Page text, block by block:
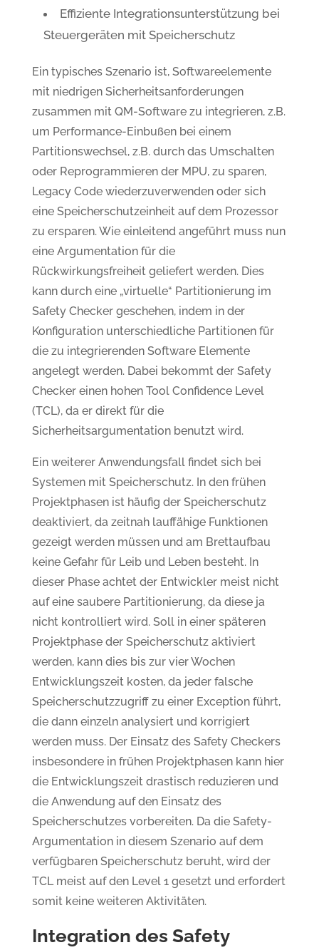
Effiziente Integrationsunterstützung bei
Steuergeräten mit Speicherschutz
Ein typisches Szenario ist, Softwareelemente
mit niedrigen Sicherheitsanforderungen
zusammen mit QM-Software zu integrieren, z.B.
um Performance-Einbußen bei einem
Partitionswechsel, z.B. durch das Umschalten
oder Reprogrammieren der MPU, zu sparen,
Legacy Code wiederzuverwenden oder sich
eine Speicherschutzeinheit auf dem Prozessor
zu ersparen. Wie einleitend angeführt muss nun
eine Argumentation für die
Rückwirkungsfreiheit geliefert werden. Dies
kann durch eine „virtuelle“ Partitionierung im
Safety Checker geschehen, indem in der
Konfiguration unterschiedliche Partitionen für
die zu integrierenden Software Elemente
angelegt werden. Dabei bekommt der Safety
Checker einen hohen Tool Confidence Level
(TCL), da er direkt für die
Sicherheitsargumentation benutzt wird.
Ein weiterer Anwendungsfall findet sich bei
Systemen mit Speicherschutz. In den frühen
Projektphasen ist häufig der Speicherschutz
deaktiviert, da zeitnah lauffähige Funktionen
gezeigt werden müssen und am Brettaufbau
keine Gefahr für Leib und Leben besteht. In
dieser Phase achtet der Entwickler meist nicht
auf eine saubere Partitionierung, da diese ja
nicht kontrolliert wird. Soll in einer späteren
Projektphase der Speicherschutz aktiviert
werden, kann dies bis zur vier Wochen
Entwicklungszeit kosten, da jeder falsche
Speicherschutzzugriff zu einer Exception führt,
die dann einzeln analysiert und korrigiert
werden muss. Der Einsatz des Safety Checkers
insbesondere in frühen Projektphasen kann hier
die Entwicklungszeit drastisch reduzieren und
die Anwendung auf den Einsatz des
Speicherschutzes vorbereiten. Da die Safety-
Argumentation in diesem Szenario auf dem
verfügbaren Speicherschutz beruht, wird der
TCL meist auf den Level 1 gesetzt und erfordert
somit keine weiteren Aktivitäten.
Integration des Safety